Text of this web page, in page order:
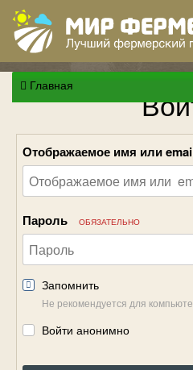
Главная
Отображаемое имя или
Пароль ОБЯЗАТЕЛЬНО
Запомнить
Не рекомендуется для
Войти анонимно